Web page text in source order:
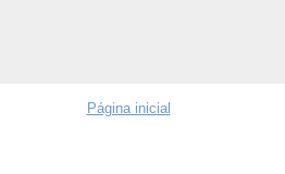
Página inicial